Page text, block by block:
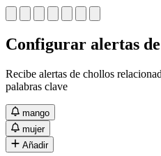
Configurar alertas
Recibe alertas de chollos
palabras clave
mango
mujer
Añadir